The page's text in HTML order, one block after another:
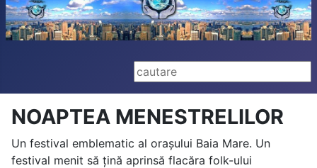
Keresés...
NOAPTEA MENESTRELILOR
Un festival emblematic al orașului Baia Mare. Un
festival menit să țină aprinsă flacăra folk-ului